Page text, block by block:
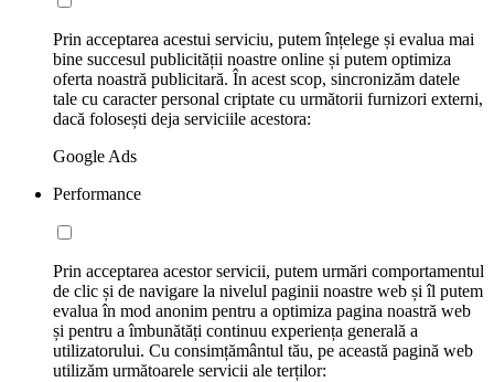
Prin acceptarea acestui serviciu, putem înțelege și evalua mai
bine succesul publicității noastre online și putem optimiza
oferta noastră publicitară. În acest scop, sincronizăm datele
tale cu caracter personal criptate cu următorii furnizori externi,
dacă folosești deja serviciile acestora:
Google Ads
Performance
Prin acceptarea acestor servicii, putem urmări comportamentul
de clic și de navigare la nivelul paginii noastre web și îl putem
evalua în mod anonim pentru a optimiza pagina noastră web
și pentru a îmbunătăți continuu experiența generală a
utilizatorului. Cu consimțământul tău, pe această pagină web
utilizăm următoarele servicii ale terților: